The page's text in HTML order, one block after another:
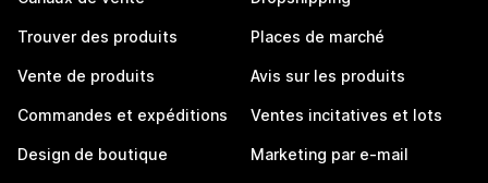
Trouver des produits
Vente de produits
Commandes et expéditions
Design de boutique
Places de marché
Avis sur les produits
Ventes incitatives et lots
Marketing par e-mail